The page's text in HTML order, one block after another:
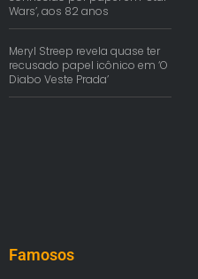
Wars’, aos 82 anos
Meryl Streep revela quase ter
recusado papel icônico em ‘O
Diabo Veste Prada’
Famosos